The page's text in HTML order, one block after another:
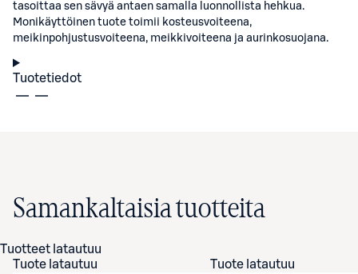
tasoittaa sen sävyä antaen samalla luonnollista hehkua.
Monikäyttöinen tuote toimii kosteusvoiteena,
meikinpohjustusvoiteena, meikkivoiteena ja aurinkosuojana.
Tuotetiedot
Samankaltaisia tuotteita
Tuotteet latautuu
Tuote latautuu
Tuote latautuu